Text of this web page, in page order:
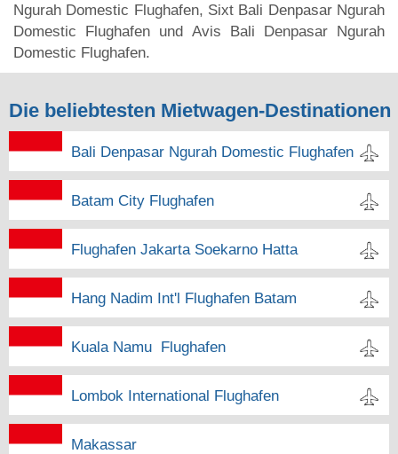
Ngurah Domestic Flughafen, Sixt Bali Denpasar Ngurah
Domestic Flughafen und Avis Bali Denpasar Ngurah
Domestic Flughafen.
Die beliebtesten Mietwagen-Destinationen
Bali Denpasar Ngurah Domestic Flughafen
Batam City Flughafen
Flughafen Jakarta Soekarno Hatta
Hang Nadim Int'l Flughafen Batam
Kuala Namu Flughafen
Lombok International Flughafen
Makassar